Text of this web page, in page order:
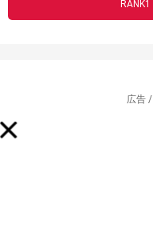
広告